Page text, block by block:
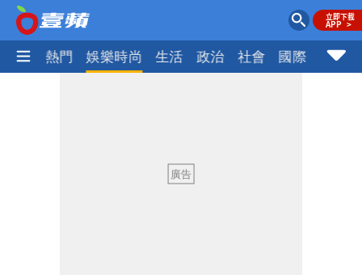
焦點 熱門 娛樂時尚 生活 政治 社會 國際 財經
戰網友：台灣人靠我活下來
男童躍下2.6米高台摔斷腳後跟 妹妹揭